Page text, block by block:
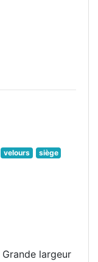
velours
siège
Grande largeur